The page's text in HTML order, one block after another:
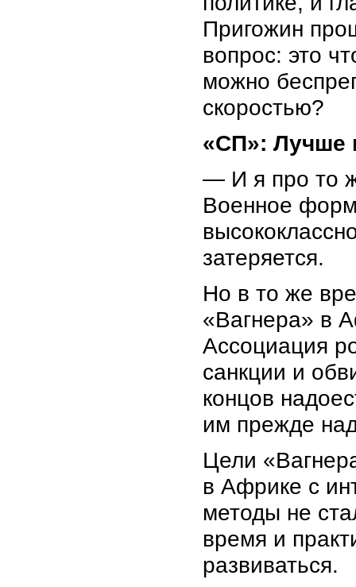
Пригожин
вопрос: это
можно
скоростью?
«СП»: Лучше
— И я про то
Военное
затеряется.
Но в то же
«Вагнера» в
Ассоциация
санкции и
концов
им прежде
Цели
в Африке с
методы не
время и
развиваться.